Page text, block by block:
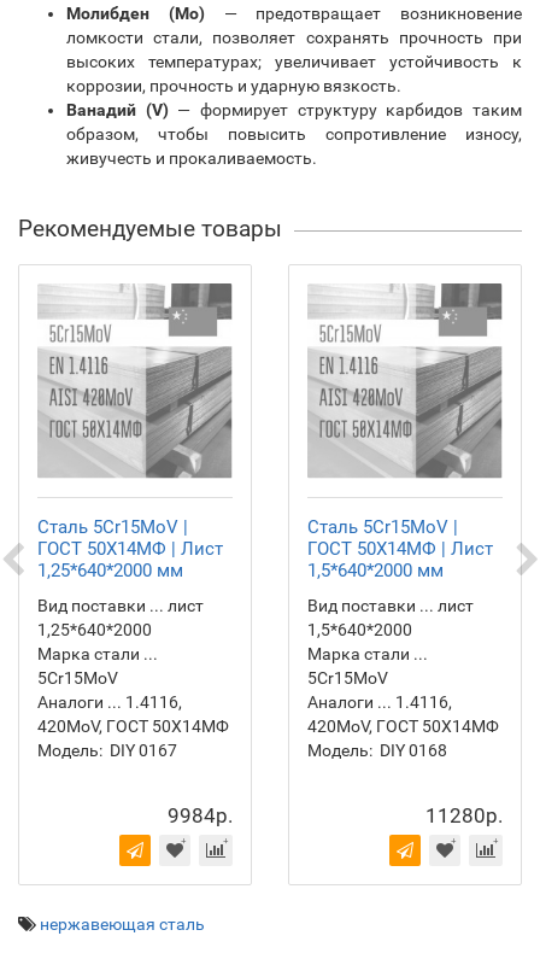
Молибден (Mo)— предотвращает возникновение
ломкости стали, позволяет сохранять прочность при
высоких температурах; увеличивает устойчивость к
коррозии, прочность и ударную вязкость.
Ванадий (V)— формирует структуру карбидов таким
образом, чтобы повысить сопротивление износу,
живучесть и прокаливаемость.
Рекомендуемые товары
Сталь 5Cr15MoV |
ГОСТ 50Х14МФ | Лист
1,25*640*2000 мм
Вид поставки ... лист
1,25*640*2000
Марка стали ...
5Cr15MoV
Аналоги ... 1.4116,
420MoV, ГОСТ 50Х14МФ
Модель: DIY 0167
9984р.
Сталь 5Cr15MoV |
ГОСТ 50Х14МФ | Лист
1,5*640*2000 мм
Вид поставки ... лист
1,5*640*2000
Марка стали ...
5Cr15MoV
Аналоги ... 1.4116,
420MoV, ГОСТ 50Х14МФ
Модель: DIY 0168
11280р.
нержавеющая сталь